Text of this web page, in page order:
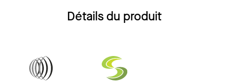
Détails du produit